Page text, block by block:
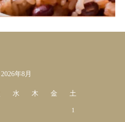
2026年8月
水 木 金 土
1